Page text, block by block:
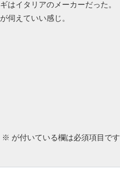
はイタリアのメーカーだった。
伺えていい感じ。
※ が付いている欄は必須項目です